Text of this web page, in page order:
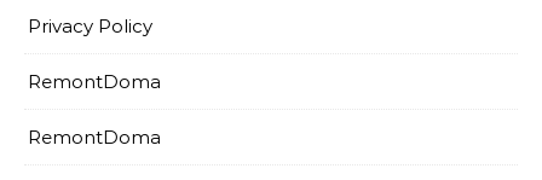
Privacy Policy
RemontDoma
RemontDoma